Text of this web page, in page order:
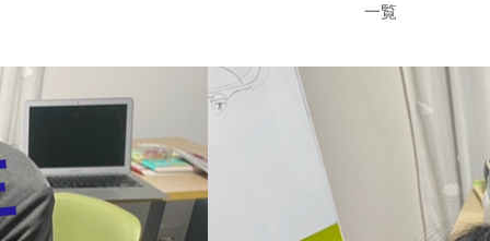
一覧